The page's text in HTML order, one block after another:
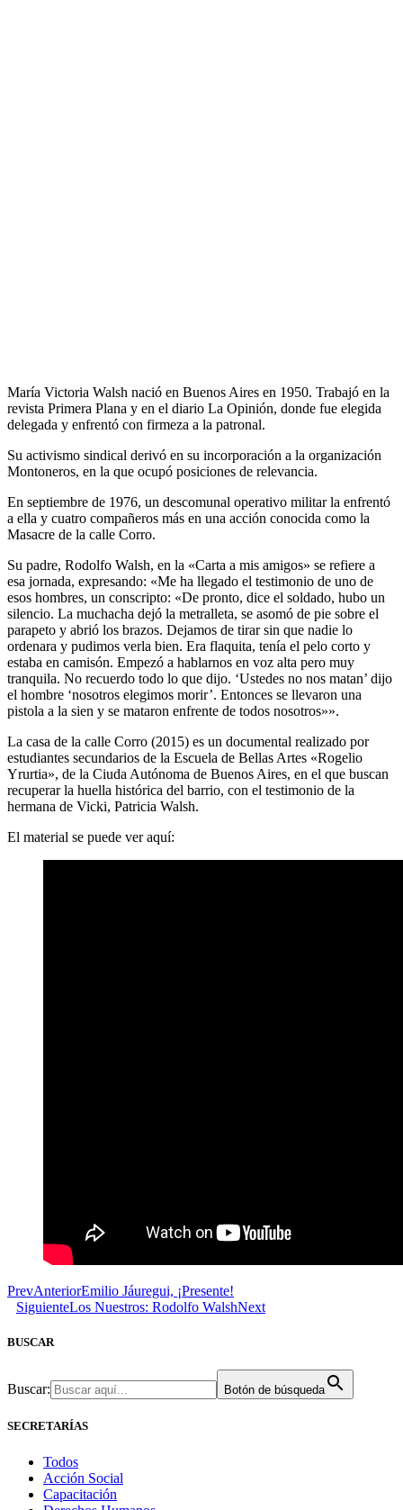
María Victoria Walsh nació en Buenos Aires en 1950. Trabajó en la
revista Primera Plana y en el diario La Opinión, donde fue elegida
delegada y enfrentó con firmeza a la patronal.
Su activismo sindical derivó en su incorporación a la organización
Montoneros, en la que ocupó posiciones de relevancia.
En septiembre de 1976, un descomunal operativo militar la enfrentó
a ella y cuatro compañeros más en una acción conocida como la
Masacre de la calle Corro.
Su padre, Rodolfo Walsh, en la «Carta a mis amigos» se refiere a
esa jornada, expresando: «Me ha llegado el testimonio de uno de
esos hombres, un conscripto: «De pronto, dice el soldado, hubo un
silencio. La muchacha dejó la metralleta, se asomó de pie sobre el
parapeto y abrió los brazos. Dejamos de tirar sin que nadie lo
ordenara y pudimos verla bien. Era flaquita, tenía el pelo corto y
estaba en camisón. Empezó a hablarnos en voz alta pero muy
tranquila. No recuerdo todo lo que dijo. ‘Ustedes no nos matan’ dijo
el hombre ‘nosotros elegimos morir’. Entonces se llevaron una
pistola a la sien y se mataron enfrente de todos nosotros»».
La casa de la calle Corro (2015) es un documental realizado por
estudiantes secundarios de la Escuela de Bellas Artes «Rogelio
Yrurtia», de la Ciuda Autónoma de Buenos Aires, en el que buscan
recuperar la huella histórica del barrio, con el testimonio de la
hermana de Vicki, Patricia Walsh.
El material se puede ver aquí:
PrevAnteriorEmilio Jáuregui, ¡Presente!
SiguienteLos Nuestros: Rodolfo WalshNext
BUSCAR
Buscar: Botón de búsqueda
SECRETARÍAS
Todos
Acción Social
Capacitación